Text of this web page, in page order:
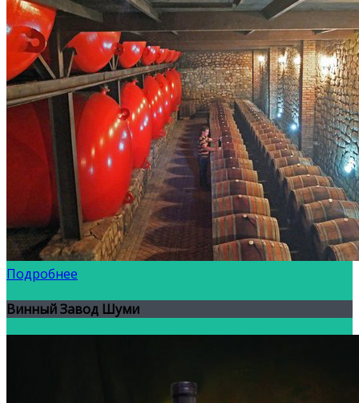
Подробнее
Винный Завод Шуми